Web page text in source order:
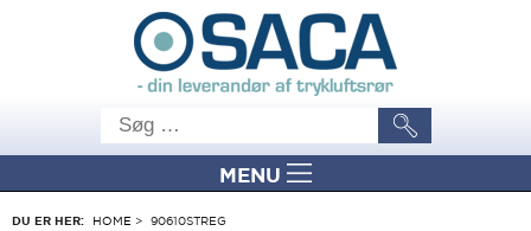
MENU
DU ER HER: HOME > 90610STREG